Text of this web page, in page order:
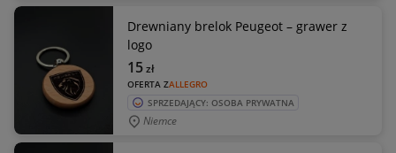
Drewniany brelok Peugeot – grawer z
logo
OFERTA ZALLEGRO
15zł
SPRZEDAJĄCY: OSOBA PRYWATNA
Niemce